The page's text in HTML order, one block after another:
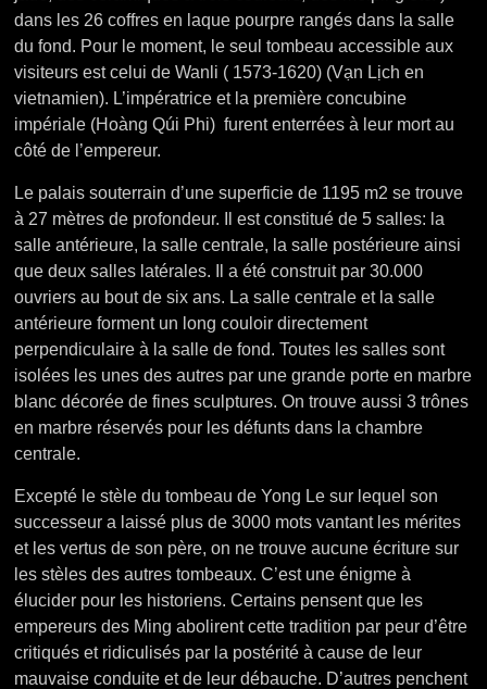
dans les 26 coffres en laque pourpre rangés dans la salle
du fond. Pour le moment, le seul tombeau accessible aux
visiteurs est celui de Wanli ( 1573-1620) (Vạn Lịch en
vietnamien). L’impératrice et la première concubine
impériale (Hoàng Qúi Phi) furent enterrées à leur mort au
côté de l’empereur.
Le palais souterrain d’une superficie de 1195 m2 se trouve
à 27 mètres de profondeur. Il est constitué de 5 salles: la
salle antérieure, la salle centrale, la salle postérieure ainsi
que deux salles latérales. Il a été construit par 30.000
ouvriers au bout de six ans. La salle centrale et la salle
antérieure forment un long couloir directement
perpendiculaire à la salle de fond. Toutes les salles sont
isolées les unes des autres par une grande porte en marbre
blanc décorée de fines sculptures. On trouve aussi 3 trônes
en marbre réservés pour les défunts dans la chambre
centrale.
Excepté le stèle du tombeau de Yong Le sur lequel son
successeur a laissé plus de 3000 mots vantant les mérites
et les vertus de son père, on ne trouve aucune écriture sur
les stèles des autres tombeaux. C’est une énigme à
élucider pour les historiens. Certains pensent que les
empereurs des Ming abolirent cette tradition par peur d’être
critiqués et ridiculisés par la postérité à cause de leur
mauvaise conduite et de leur débauche. D’autres penchent